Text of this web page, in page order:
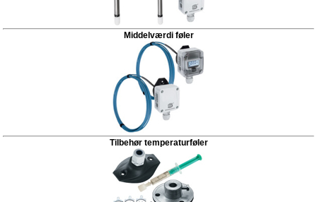
Middelværdi føler
Tilbehør temperaturføler